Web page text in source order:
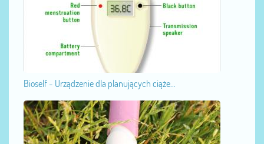
Bioself - Urządzenie dla planujących ciąże...